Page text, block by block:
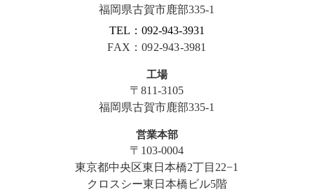
福岡県古賀市鹿部335-1
TEL：092-943-3931
FAX：092-943-3981
工場
〒811-3105
福岡県古賀市鹿部335-1
営業本部
〒103-0004
東京都中央区東日本橋2丁目22−1
クロスシー東日本橋ビル5階